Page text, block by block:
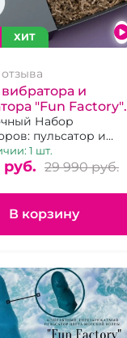
ХИТ
и
"Fun Factory"
и VolitaНабор
пульсатор и
стимулятор.
1 шт.
pуб. 29 990 pуб.
В корзину